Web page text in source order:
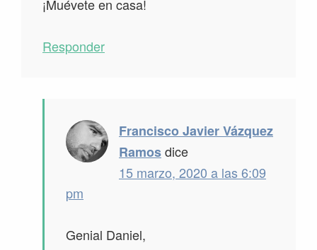
¡Muévete en casa!
Responder
Francisco Javier Vázquez
Ramosdice
15 marzo, 2020 a las 6:09
pm
Genial Daniel,